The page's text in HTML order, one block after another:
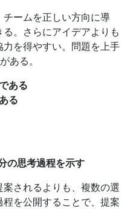
ームを正しい方向に導
。さらにアイデアよりも
を得やすい。問題を上手
ある。
ある
る
の思考過程を示す
されるよりも、複数の選
を公開することで、提案